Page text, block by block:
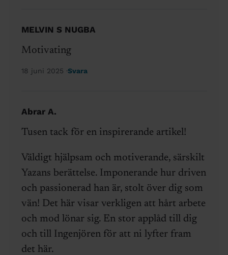
MELVIN S NUGBA
Motivating
18 juni 2025 Svara
Abrar A.
Tusen tack för en inspirerande artikel!
Väldigt hjälpsam och motiverande, särskilt
Yazans berättelse. Imponerande hur driven
och passionerad han är, stolt över dig som
vän! Det här visar verkligen att hårt arbete
och mod lönar sig. En stor applåd till dig
och till Ingenjören för att ni lyfter fram
det här.